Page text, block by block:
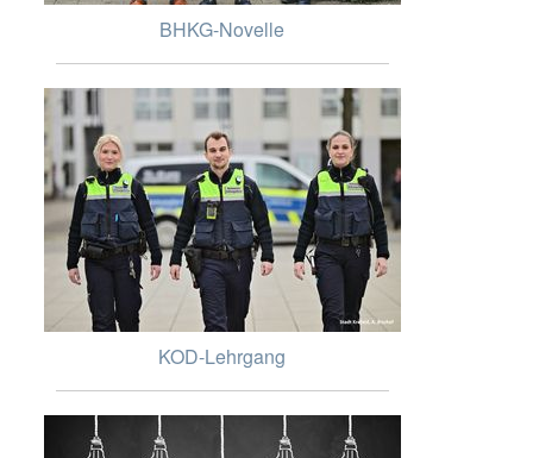
BHKG-Novelle
KOD-Lehrgang